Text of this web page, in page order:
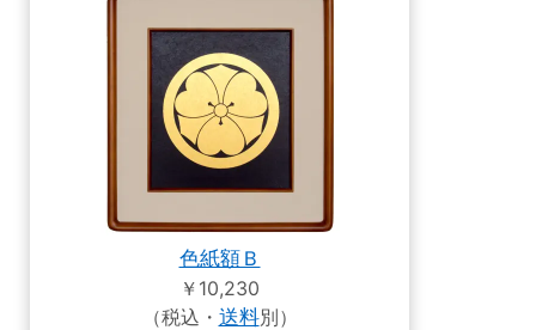
色紙額Ｂ
￥10,230
（税込・ 送料別）